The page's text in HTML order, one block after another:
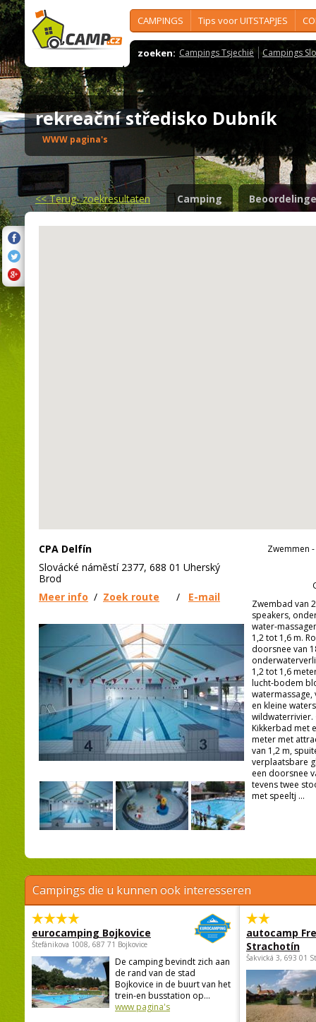
CAMPINGS Tips voor UITSTAPJES
zoeken: Campings Tsjechië Campings
rekreační středisko Dubník
WWW pagina's
<<Terug- zoekresultaten Camping
CPA Delfín
Slovácké náměstí 2377, 688 01 Uherský
Brod
Meer info / Zoek route / E-mail
Zwemmen
Zwembad van
speakers,
water-
1,2 tot 1,6 m.
doorsnee van
1,2 tot 1,6
lucht-bodem
en kleine
wildwaterrivier.
Kikkerbad met
meter met
van 1,2 m,
verplaatsbare
een doorsnee
tevens twee
met speeltj ...
Campings die u kunnen ook interesseren
eurocamping Bojkovice
Štefánikova 1008, 687 71 Bojkovice
De camping bevindt zich aan
de rand van de stad
Bojkovice in de buurt van het
trein-en busstation op...
autocamp
Strachotín
Šakvická 3, 693 01